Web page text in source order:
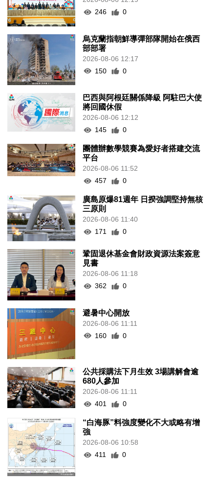
246
0
烏克蘭指朝鮮導彈部隊開始在俄西
部部署
2026-08-06 12:17
150
0
巴西與阿根廷關係降級 阿駐巴大使
將回國休假
2026-08-06 12:12
145
0
團體辦數學競賽為愛好者搭建交流
平台
2026-08-06 11:52
457
0
廣島原爆81週年 日揆強調堅持無核
三原則
2026-08-06 11:40
171
0
鞏固退休基金會財政資源法案簽意
見書
2026-08-06 11:18
362
0
避暑中心開放
2026-08-06 11:11
160
0
公共採購法下月生效 3場講解會逾
680人參加
2026-08-06 11:11
401
0
“白海豚”料強度變化不大或略有增
強
2026-08-06 10:58
411
0